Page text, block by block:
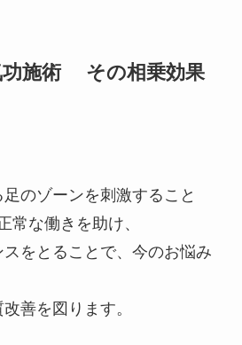
功施術 その相乗効果
のゾーンを刺激すること
常な働きを助け、
をとることで、今のお悩み
善を図ります。